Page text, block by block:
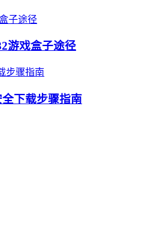
游戏盒子途径
下载步骤指南